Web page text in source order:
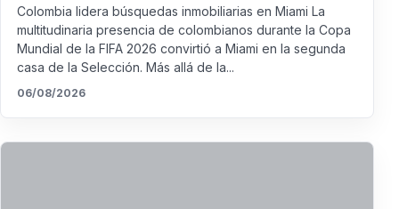
Colombia lidera búsquedas inmobiliarias en Miami La
multitudinaria presencia de colombianos durante la Copa
Mundial de la FIFA 2026 convirtió a Miami en la segunda
casa de la Selección. Más allá de la...
06/08/2026